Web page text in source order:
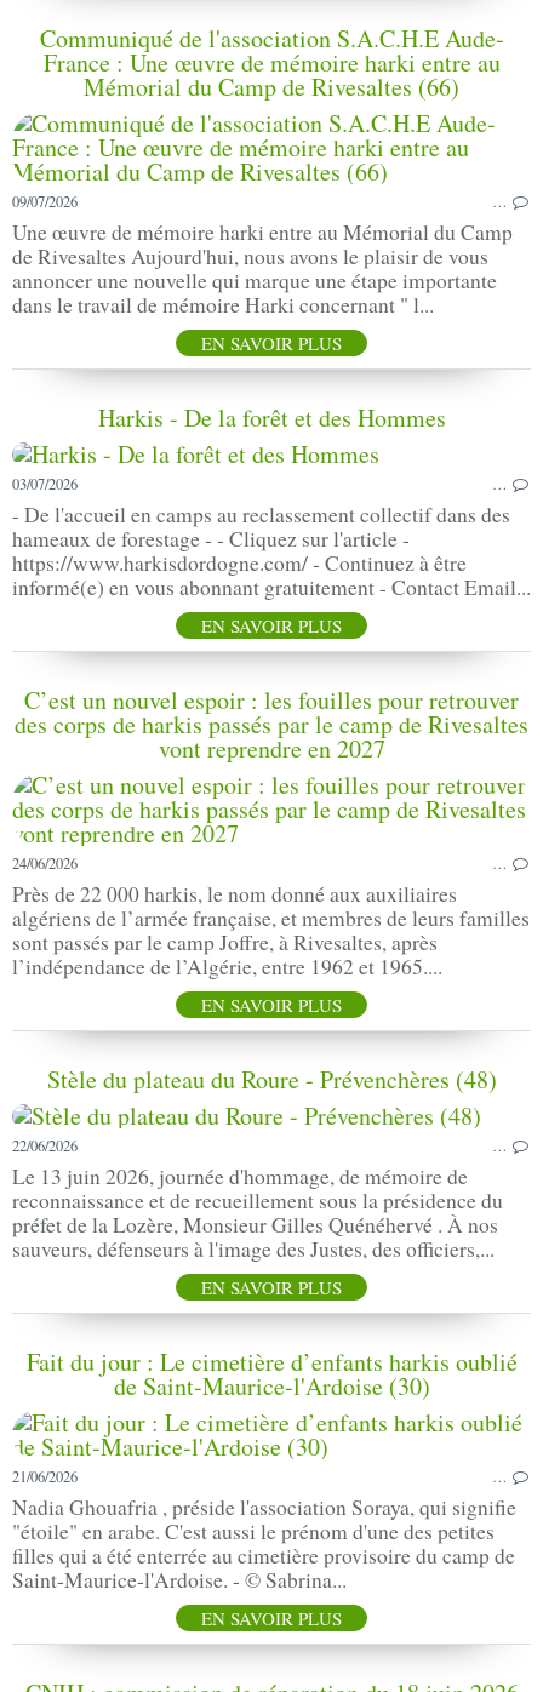
Communiqué de l'association S.A.C.H.E Aude-
France : Une œuvre de mémoire harki entre au
Mémorial du Camp de Rivesaltes (66)
09/07/2026 …
Une œuvre de mémoire harki entre au Mémorial du Camp
de Rivesaltes Aujourd'hui, nous avons le plaisir de vous
annoncer une nouvelle qui marque une étape importante
dans le travail de mémoire Harki concernant " l...
EN SAVOIR PLUS
Harkis - De la forêt et des Hommes
03/07/2026 …
- De l'accueil en camps au reclassement collectif dans des
hameaux de forestage - - Cliquez sur l'article -
https://www.harkisdordogne.com/ - Continuez à être
informé(e) en vous abonnant gratuitement - Contact Email...
EN SAVOIR PLUS
C’est un nouvel espoir : les fouilles pour retrouver
des corps de harkis passés par le camp de Rivesaltes
vont reprendre en 2027
24/06/2026 …
Près de 22 000 harkis, le nom donné aux auxiliaires
algériens de l’armée française, et membres de leurs familles
sont passés par le camp Joffre, à Rivesaltes, après
l’indépendance de l’Algérie, entre 1962 et 1965....
EN SAVOIR PLUS
Stèle du plateau du Roure - Prévenchères (48)
22/06/2026 …
Le 13 juin 2026, journée d'hommage, de mémoire de
reconnaissance et de recueillement sous la présidence du
préfet de la Lozère, Monsieur Gilles Quénéhervé . À nos
sauveurs, défenseurs à l'image des Justes, des officiers,...
EN SAVOIR PLUS
Fait du jour : Le cimetière d’enfants harkis oublié
de Saint-Maurice-l'Ardoise (30)
21/06/2026 …
Nadia Ghouafria , préside l'association Soraya, qui signifie
"étoile" en arabe. C'est aussi le prénom d'une des petites
filles qui a été enterrée au cimetière provisoire du camp de
Saint-Maurice-l'Ardoise. - © Sabrina...
EN SAVOIR PLUS